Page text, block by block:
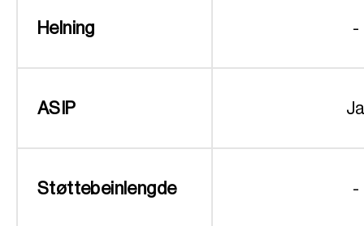
Helning -
ASIP Ja
Støttebeinlengde -